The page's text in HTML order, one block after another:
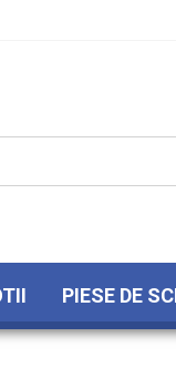
PIESE DE